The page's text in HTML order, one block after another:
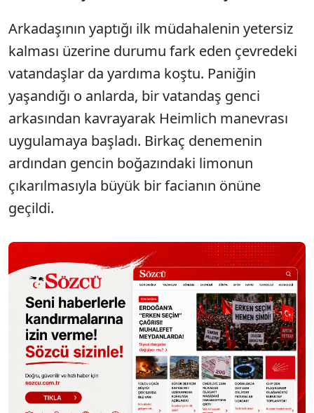
Arkadaşının yaptığı ilk müdahalenin yetersiz
kalması üzerine durumu fark eden çevredeki
vatandaşlar da yardıma koştu. Paniğin
yaşandığı o anlarda, bir vatandaş genci
arkasından kavrayarak Heimlich manevrası
uygulamaya başladı. Birkaç denemenin
ardından gencin boğazındaki limonun
çıkarılmasıyla büyük bir facianın önüne
geçildi.